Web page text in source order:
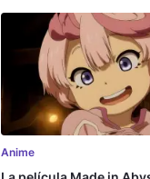
Anime